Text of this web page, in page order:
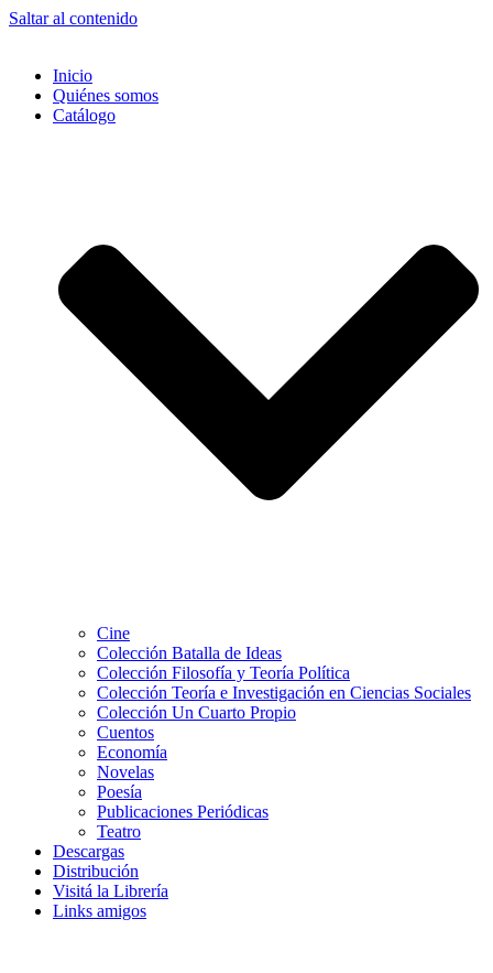
Saltar al contenido
Inicio
Quiénes somos
Catálogo
Cine
Colección Batalla de Ideas
Colección Filosofía y Teoría Política
Colección Teoría e Investigación en Ciencias Sociales
Colección Un Cuarto Propio
Cuentos
Economía
Novelas
Poesía
Publicaciones Periódicas
Teatro
Descargas
Distribución
Visitá la Librería
Links amigos